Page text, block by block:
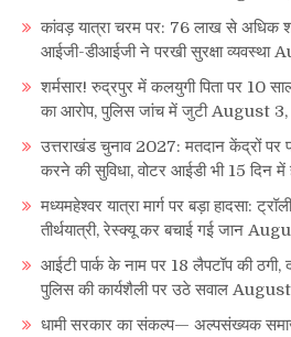
कांवड़ यात्रा चरम पर: 76 लाख से अधिक
आईजी-डीआईजी ने परखी सुरक्षा व्यवस्था
शर्मसार! रुद्रपुर में कलयुगी पिता पर 10
का आरोप, पुलिस जांच में जुटी August
उत्तराखंड चुनाव 2027: मतदान केंद्रों पर
करने की सुविधा, वोटर आईडी भी 15 दिन में
मध्यमहेश्वर यात्रा मार्ग पर बड़ा हादसा:
तीर्थयात्री, रेस्क्यू कर बचाई गई जान
आईटी पार्क के नाम पर 18 लैपटॉप की ठगी,
पुलिस की कार्यशैली पर उठे सवाल
धामी सरकार का संकल्प— अल्पसंख्यक